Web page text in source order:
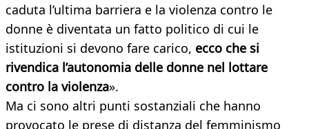
caduta l’ultima barriera e la violenza contro le
donne è diventata un fatto politico di cui le
istituzioni si devono fare carico, ecco che si
rivendica l’autonomia delle donne nel lottare
contro la violenza».
Ma ci sono altri punti sostanziali che hanno
provocato le prese di distanza del femminismo